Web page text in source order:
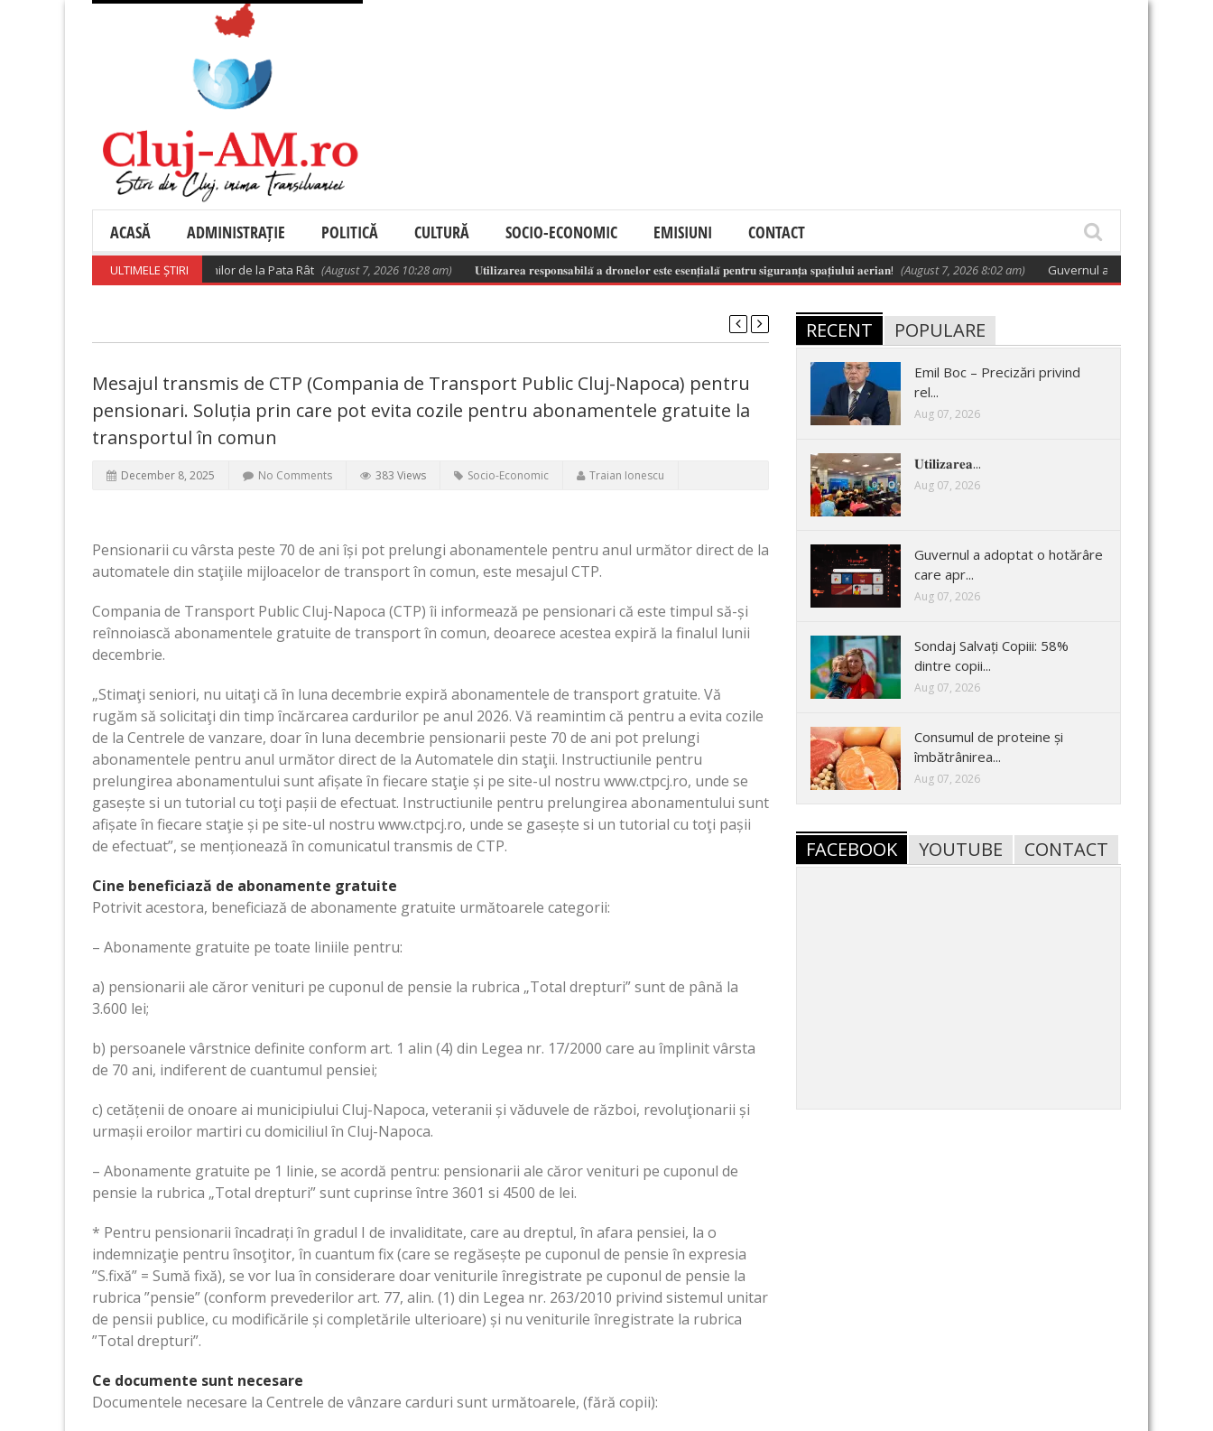
ACASĂ ADMINISTRAȚIE POLITICĂ CULTURĂ SOCIO-ECONOMIC EMISIUNI CONTACT
ULTIMELE ȘTIRI
– Precizări privind relocarea rromilor de la Pata Rât (August 7, 2026 10:28 am) 𝐔𝐭𝐢𝐥𝐢𝐳𝐚𝐫𝐞𝐚 𝐫𝐞𝐬𝐩𝐨𝐧𝐬𝐚𝐛𝐢𝐥𝐚̆ 𝐚 𝐝𝐫𝐨𝐧𝐞𝐥𝐨𝐫 𝐞𝐬𝐭𝐞 𝐞𝐬𝐞𝐧𝐭̦𝐢𝐚𝐥𝐚̆ 𝐩𝐞𝐧𝐭𝐫𝐮 𝐬𝐢𝐠𝐮𝐫𝐚𝐧𝐭̦𝐚 𝐬𝐩𝐚𝐭̦𝐢𝐮𝐥𝐮𝐢 𝐚𝐞𝐫𝐢𝐚𝐧! (August 7, 2026 8:02 am) Guvernul a adoptat o hotărâre
Mesajul transmis de CTP (Compania de Transport Public Cluj-Napoca) pentru
pensionari. Soluția prin care pot evita cozile pentru abonamentele gratuite la
transportul în comun
December 8, 2025 No Comments 383 Views Socio-Economic Traian Ionescu
Pensionarii cu vârsta peste 70 de ani își pot prelungi abonamentele pentru anul următor direct de la
automatele din staţiile mijloacelor de transport în comun, este mesajul CTP.
Compania de Transport Public Cluj-Napoca (CTP) îi informează pe pensionari că este timpul să-și
reînnoiască abonamentele gratuite de transport în comun, deoarece acestea expiră la finalul lunii
decembrie.
„Stimaţi seniori, nu uitaţi că ȋn luna decembrie expiră abonamentele de transport gratuite. Vă
rugăm să solicitaţi din timp ȋncărcarea cardurilor pe anul 2026. Vă reamintim că pentru a evita cozile
de la Centrele de vanzare, doar ȋn luna decembrie pensionarii peste 70 de ani pot prelungi
abonamentele pentru anul următor direct de la Automatele din staţii. Instructiunile pentru
prelungirea abonamentului sunt afișate ȋn fiecare staţie și pe site-ul nostru www.ctpcj.ro, unde se
gasește si un tutorial cu toţi pașii de efectuat. Instructiunile pentru prelungirea abonamentului sunt
afișate ȋn fiecare staţie și pe site-ul nostru www.ctpcj.ro, unde se gasește si un tutorial cu toţi pașii
de efectuat”, se menționează în comunicatul transmis de CTP.
Cine beneficiază de abonamente gratuite
Potrivit acestora, beneficiază de abonamente gratuite următoarele categorii:
– Abonamente gratuite pe toate liniile pentru:
a) pensionarii ale căror venituri pe cuponul de pensie la rubrica „Total drepturi” sunt de până la
3.600 lei;
b) persoanele vârstnice definite conform art. 1 alin (4) din Legea nr. 17/2000 care au împlinit vârsta
de 70 ani, indiferent de cuantumul pensiei;
c) cetățenii de onoare ai municipiului Cluj-Napoca, veteranii și văduvele de război, revoluţionarii și
urmașii eroilor martiri cu domiciliul ȋn Cluj-Napoca.
– Abonamente gratuite pe 1 linie, se acordă pentru: pensionarii ale căror venituri pe cuponul de
pensie la rubrica „Total drepturi” sunt cuprinse ȋntre 3601 si 4500 de lei.
* Pentru pensionarii încadrați în gradul I de invaliditate, care au dreptul, în afara pensiei, la o
indemnizaţie pentru însoţitor, în cuantum fix (care se regăsește pe cuponul de pensie în expresia
”S.fixă” = Sumă fixă), se vor lua în considerare doar veniturile înregistrate pe cuponul de pensie la
rubrica ”pensie” (conform prevederilor art. 77, alin. (1) din Legea nr. 263/2010 privind sistemul unitar
de pensii publice, cu modificările și completările ulterioare) și nu veniturile înregistrate la rubrica
”Total drepturi”.
Ce documente sunt necesare
Documentele necesare la Centrele de vânzare carduri sunt următoarele, (fără copii):
RECENT POPULARE
Emil Boc – Precizări privind
rel...
Aug 07, 2026
𝐔𝐭𝐢𝐥𝐢𝐳𝐚𝐫𝐞𝐚...
Aug 07, 2026
Guvernul a adoptat o hotărâre
care apr...
Aug 07, 2026
Sondaj Salvați Copiii: 58%
dintre copii...
Aug 07, 2026
Consumul de proteine și
îmbătrânirea...
Aug 07, 2026
FACEBOOK YOUTUBE CONTACT